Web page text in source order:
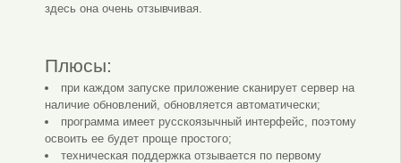
здесь она очень отзывчивая.
Плюсы:
при каждом запуске приложение сканирует сервер на
наличие обновлений, обновляется автоматически;
программа имеет русскоязычный интерфейс, поэтому
освоить ее будет проще простого;
техническая поддержка отзывается по первому